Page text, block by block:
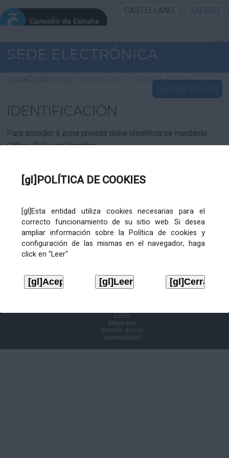
[gl]POLÍTICA DE COOKIES
[gl]Esta entidad utiliza cookies necesarias para el
correcto funcionamiento de su sitio web. Si desea
ampliar información sobre la Política de cookies y
configuración de las mismas en el navegador, haga
click en "Leer"
CASTELLANO GALEGO
INICIO SEDE
INICIO
INFORMACIÓN PÚBLICA
CARTAFOL CIDADÁN
SEDE ELECTRÓNICA
09/08/2026 16:11:27 CORUNA.ES > INICIO > LOGIN
INICIAR SESIÓN
IDENTIFICACIÓN
Para acceder á zona privada debe identificarse mediante
Cl@ve. Pulse no logotipo
LOPD
Mapa web
Normas de uso
Accesibilidad